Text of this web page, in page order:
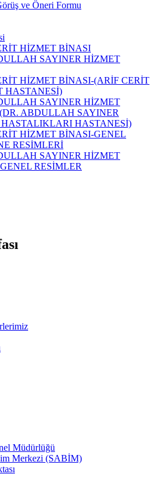
ve Öneri Formu
HİZMET BİNASI
SAYINER HİZMET
HİZMET BİNASI-(ARİF CERİT
HASTANESİ)
SAYINER HİZMET
ABDULLAH SAYINER
HASTALIKLARI HASTANESİ)
HİZMET BİNASI-GENEL
RESİMLERİ
SAYINER HİZMET
RESİMLER
Müdürlüğü
Merkezi (SABİM)